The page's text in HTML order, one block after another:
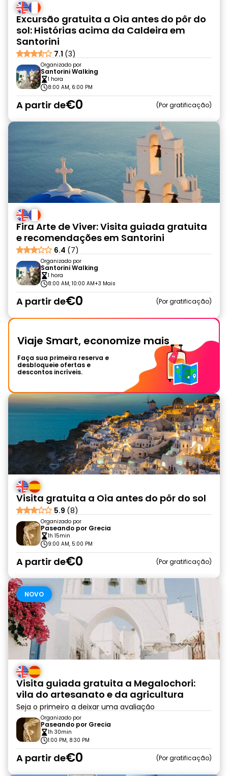
Excursão gratuita a Oia antes do pôr do
sol: Histórias acima da Caldeira em
Santorini
7.1 (3)
Organizado por
Santorini Walking
1 hora
8:00 AM, 6:00 PM
A partir de€0 Por gratificação
Fira Arte de Viver: Visita guiada gratuita
e recomendações em Santorini
6.4 (7)
Organizado por
Santorini Walking
1 hora
8:00 AM, 10:00 AM+3 Mais
A partir de€0 Por gratificação
Viaje Smart, economize mais
Faça sua primeira reserva e
desbloqueie ofertas e
descontos incríveis.
Visita gratuita a Oia antes do pôr do sol
5.9 (8)
Organizado por
Paseando por Grecia
1h 15min
9:00 AM, 5:00 PM
A partir de€0 Por gratificação
NOVO
Visita guiada gratuita a Megalochori:
vila do artesanato e da agricultura
Seja o primeiro a deixar uma avaliação
Organizado por
Paseando por Grecia
1h 30min
1:00 PM, 8:30 PM
A partir de€0 Por gratificação